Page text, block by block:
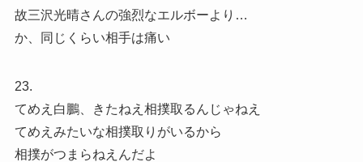
故三沢光晴さんの強烈なエルボーより…
か、同じくらい相手は痛い
23.
てめえ白鵬、きたねえ相撲取るんじゃねえ
てめえみたいな相撲取りがいるから
相撲がつまらねえんだよ